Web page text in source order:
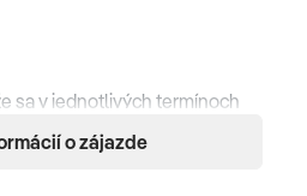
sa v jednotlivých termínoch
o zájazde